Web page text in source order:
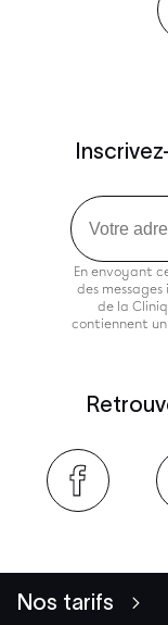
Email
En envoyant
des
de la
contiennent
Nos tarifs